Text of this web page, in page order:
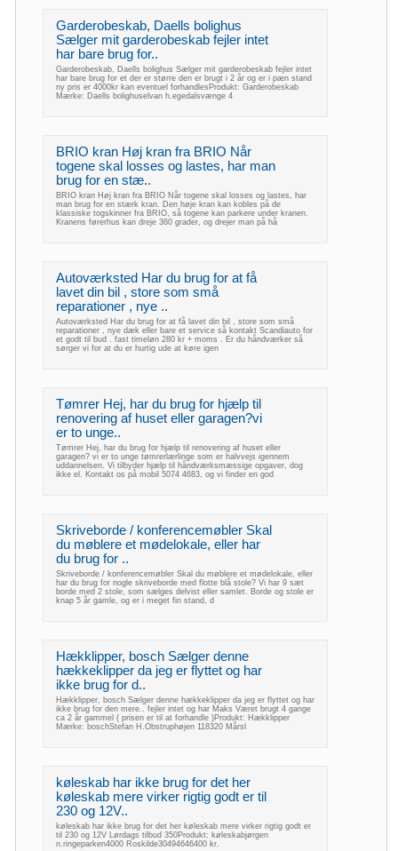
Garderobeskab, Daells bolighus
Sælger mit garderobeskab fejler intet
har bare brug for..
Garderobeskab, Daells bolighus Sælger mit garderobeskab fejler intet
har bare brug for et der er større den er brugt i 2 år og er i pæn stand
ny pris er 4000kr kan eventuel forhandlesProdukt: Garderobeskab
Mærke: Daells bolighuselvan h.egedalsvænge 4
BRIO kran Høj kran fra BRIO Når
togene skal losses og lastes, har man
brug for en stæ..
BRIO kran Høj kran fra BRIO Når togene skal losses og lastes, har
man brug for en stærk kran. Den høje kran kan kobles på de
klassiske togskinner fra BRIO, så togene kan parkere under kranen.
Kranens førerhus kan dreje 360 grader, og drejer man på hå
Autoværksted Har du brug for at få
lavet din bil , store som små
reparationer , nye ..
Autoværksted Har du brug for at få lavet din bil , store som små
reparationer , nye dæk eller bare et service så kontakt Scandiauto for
et godt til bud . fast timeløn 280 kr + moms . Er du håndværker så
sørger vi for at du er hurtig ude at køre igen
Tømrer Hej, har du brug for hjælp til
renovering af huset eller garagen?vi
er to unge..
Tømrer Hej, har du brug for hjælp til renovering af huset eller
garagen? vi er to unge tømrerlærlinge som er halvvejs igennem
uddannelsen. Vi tilbyder hjælp til håndværksmæssige opgaver, dog
ikke el. Kontakt os på mobil 5074 4683, og vi finder en god
Skriveborde / konferencemøbler Skal
du møblere et mødelokale, eller har
du brug for ..
Skriveborde / konferencemøbler Skal du møblere et mødelokale, eller
har du brug for nogle skriveborde med flotte blå stole? Vi har 9 sæt
borde med 2 stole, som sælges delvist eller samlet. Borde og stole er
knap 5 år gamle, og er i meget fin stand, d
Hækklipper, bosch Sælger denne
hækkeklipper da jeg er flyttet og har
ikke brug for d..
Hækklipper, bosch Sælger denne hækkeklipper da jeg er flyttet og har
ikke brug for den mere.. fejler intet og har Maks Været brugt 4 gange
ca 2 år gammel ( prisen er til at forhandle )Produkt: Hækklipper
Mærke: boschStefan H.Obstruphøjen 118320 Mårsl
køleskab har ikke brug for det her
køleskab mere virker rigtig godt er til
230 og 12V..
køleskab har ikke brug for det her køleskab mere virker rigtig godt er
til 230 og 12V Lørdags tilbud 350Produkt: køleskabjørgen
n.ringeparken4000 Roskilde30494646400 kr.